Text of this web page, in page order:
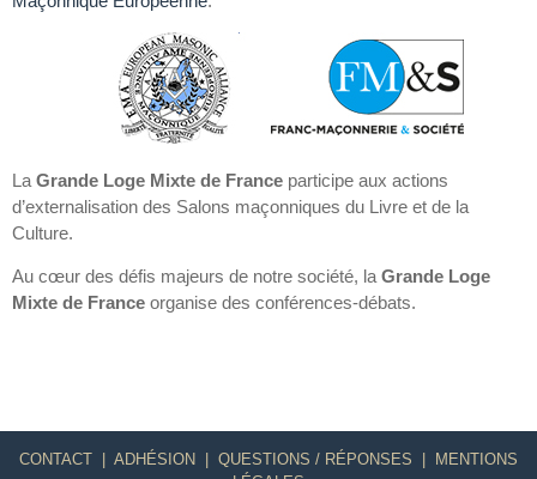
La Grande Loge Mixte de France participe aux actions
d’externalisation des Salons maçonniques du Livre et de la
Culture.
Au cœur des défis majeurs de notre société, la Grande Loge
Mixte de France organise des conférences-débats.
CONTACT ADHÉSION QUESTIONS / RÉPONSES
MENTIONS